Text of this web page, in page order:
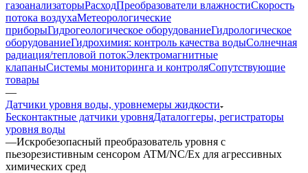
газоанализаторыРасходПреобразователи влажностиСкорость
потока воздухаМетеорологические
приборыГидрогеологическое оборудованиеГидрологическое
оборудованиеГидрохимия: контроль качества водыСолнечная
радиация/тепловой потокЭлектромагнитные
клапаныСистемы мониторинга и контроляСопутствующие
товары
—
Датчики уровня воды, уровнемеры жидкости
Бесконтактные датчики уровняДаталоггеры, регистраторы
уровня воды
—Искробезопасный преобразователь уровня с
пьезорезистивным сенсором ATM/NC/Ex для агрессивных
химических сред